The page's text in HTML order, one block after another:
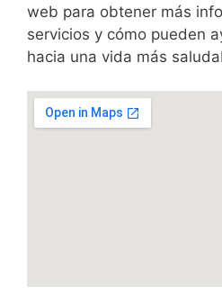
web para obtener más
servicios y cómo pueden
hacia una vida más